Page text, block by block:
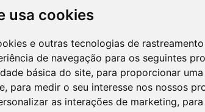
usa cookies
e outras tecnologias de
de navegação para os seguintes
básica do site, para proporcionar
, para medir o seu interesse nos nossos
as interações de marketing,